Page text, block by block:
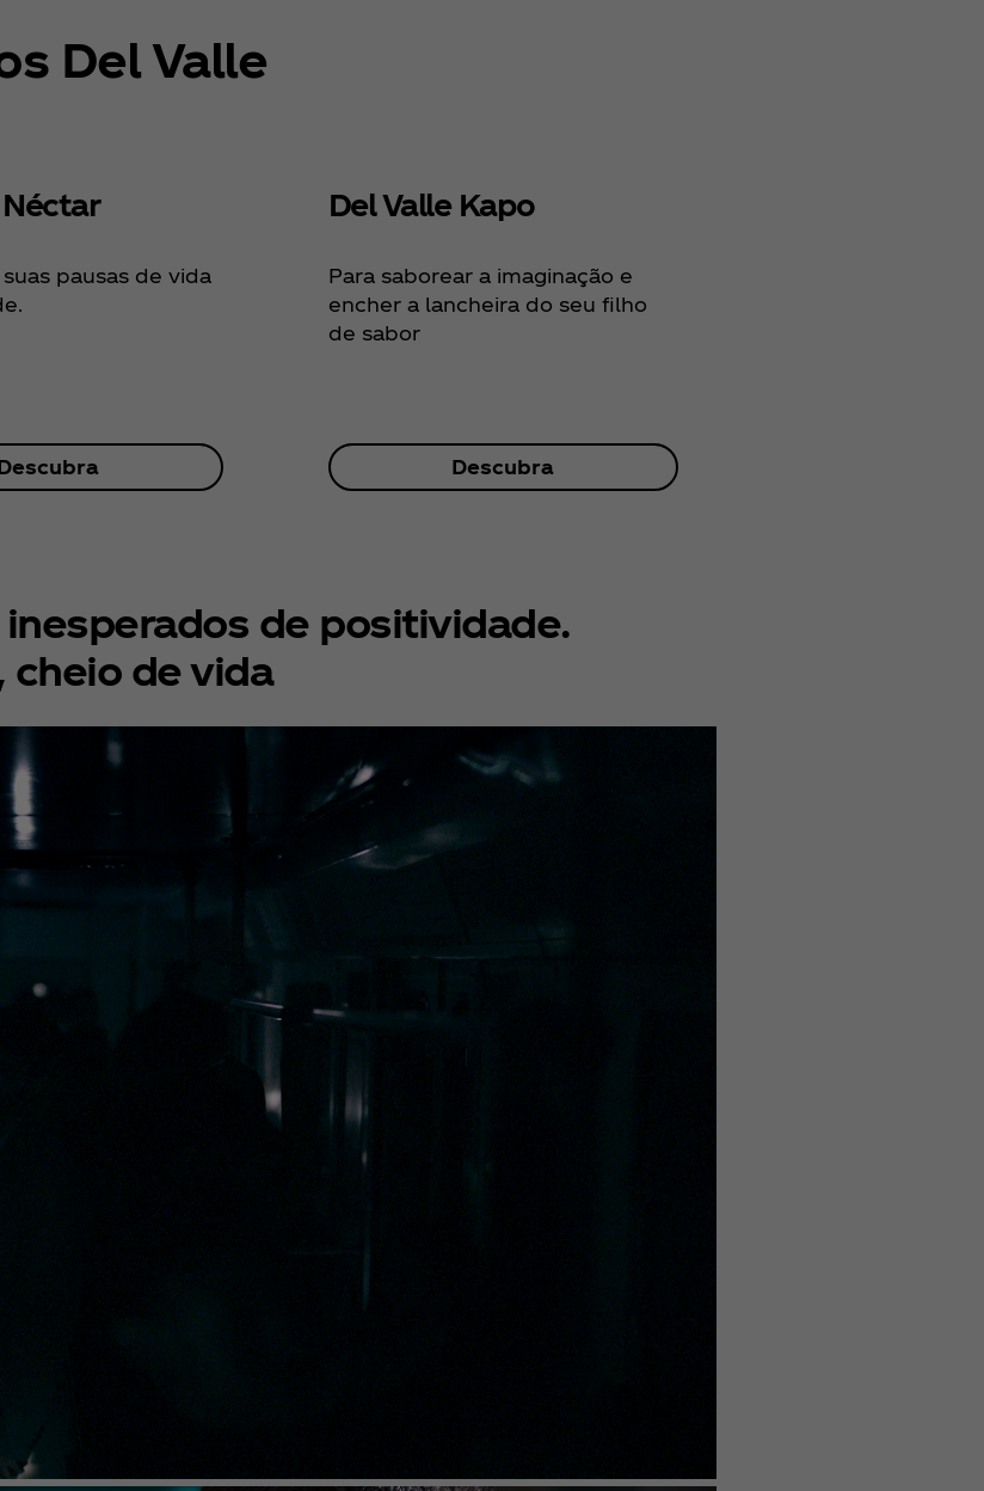
Del Valle
Néctar
pausas de vida
Del Valle Kapo
Para saborear a imaginação e
encher a lancheira do seu filho
de sabor
Descubra
de positividade.
cheio de vida